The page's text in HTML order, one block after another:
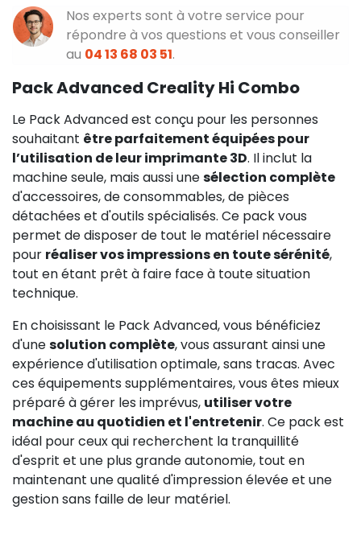
Nos experts sont à votre service pour
répondre à vos questions et vous conseiller
au 04 13 68 03 51.
Pack Advanced Creality Hi Combo
Le Pack Advanced est conçu pour les personnes
souhaitant être parfaitement équipées pour
l’utilisation de leur imprimante 3D. Il inclut la
machine seule, mais aussi unesélection complète
d'accessoires, de consommables, de pièces
détachées et d'outils spécialisés. Ce pack vous
permet de disposer de tout le matériel nécessaire
pour réaliser vos impressions en toute sérénité,
tout en étant prêt à faire face à toute situation
technique.
En choisissant le Pack Advanced, vous bénéficiez
d'unesolution complète, vous assurant ainsi une
expérience d'utilisation optimale, sans tracas. Avec
ces équipements supplémentaires, vous êtes mieux
préparé à gérer les imprévus, utiliser votre
machine au quotidien et l'entretenir. Ce pack est
idéal pour ceux qui recherchent la tranquillité
d'esprit et une plus grande autonomie, tout en
maintenant une qualité d'impression élevée et une
gestion sans faille de leur matériel.